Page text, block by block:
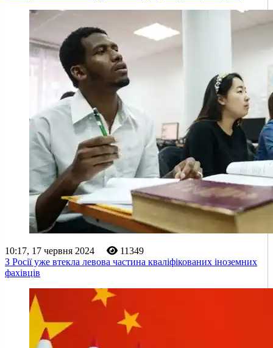
10:17, 17 червня 2024
11349
З Росії уже втекла левова частина кваліфікованих іноземних
фахівців